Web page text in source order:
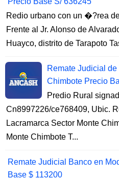
Redio urbano con un �?rea
Frente al Jr. Alonso de
Huayco, distrito de Tarapoto
Remate Judicial
Chimbote Precio
Predio Rural
Cn8997226/ce768409, Ubic.
Lacramarca Sector Monte
Monte Chimbote T...
Remate Judicial Banco en
Base $ 113200